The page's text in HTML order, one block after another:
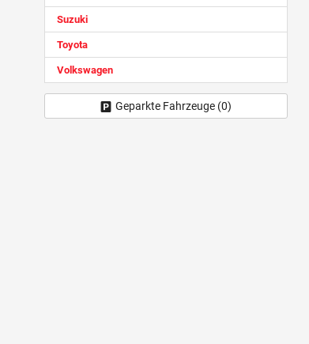
Suzuki
Toyota
Volkswagen
Geparkte Fahrzeuge (0)